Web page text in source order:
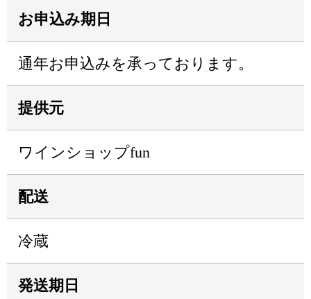
お申込み期日
通年お申込みを承っております。
提供元
ワインショップfun
配送
冷蔵
発送期日